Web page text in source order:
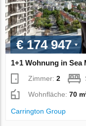
€ 174 947
1+1 Wohnung in Sea
Zimmer:2
Wohnfläche:70
Carrington Group